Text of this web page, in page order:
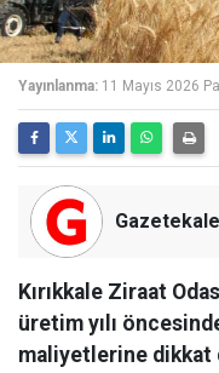
Yayınlanma: 11 Mayıs 2026
Kırıkkale Ziraat
üretim yılı
maliyetlerine dikkat